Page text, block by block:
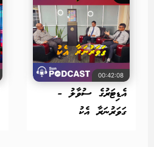
00:42:08
އެޑިޓަރުގެ ސުވާލު -
ގަވަރުނަރާ އެކު